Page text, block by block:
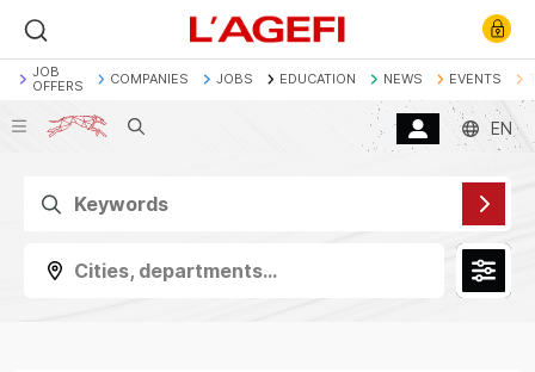
JOB
OFFERS
COMPANIES JOBS EDUCATION NEWS EVENTS
Search EN
Cities, departments...
Décryptage